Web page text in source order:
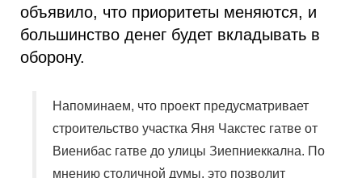
объявило, что приоритеты меняются, и
большинство денег будет вкладывать в
оборону.
Напоминаем, что проект предусматривает
строительство участка Яня Чакстес гатве от
Виенибас гатве до улицы Зиепниеккална. По
мнению столичной думы, это позволит